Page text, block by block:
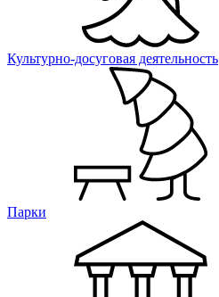
Культурно-досуговая деятельность
Парки